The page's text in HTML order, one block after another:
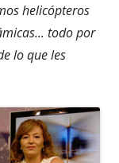
helicópteros
todo por
lo que les